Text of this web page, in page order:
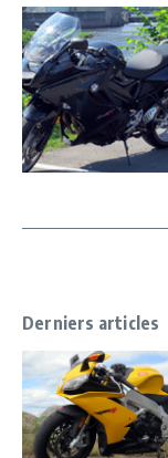
Derniers articles